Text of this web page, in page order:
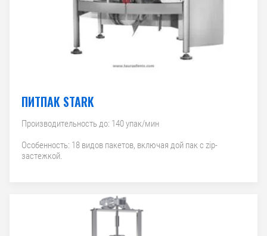
ПИТПАК STARK
Производительность до: 140 упак/мин
Особенность: 18 видов пакетов, включая дой пак с zip-
застежкой.